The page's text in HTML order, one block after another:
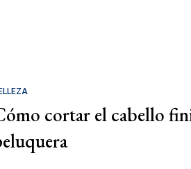
cortar el cabello